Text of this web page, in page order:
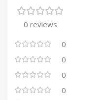
0 reviews
0
0
0
0